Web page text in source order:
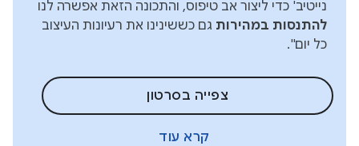
נייטיב' כדי ליצור אב טיפוס, והתכונה הזאת אפשרה לנו
להתנסות במהירות גם כששינינו את רעיונות העיצוב
כל יום".
צפייה בסרטון
קרא עוד